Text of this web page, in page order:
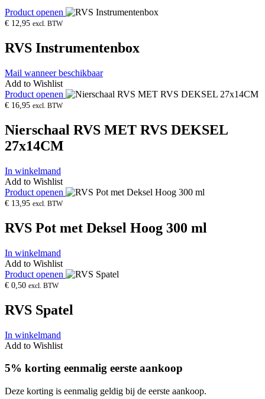
Product openen
€ 12,95 excl. BTW
RVS Instrumentenbox
Mail wanneer beschikbaar
Add to Wishlist
Product openen
€ 16,95 excl. BTW
Nierschaal RVS MET RVS DEKSEL
27x14CM
In winkelmand
Add to Wishlist
Product openen
€ 13,95 excl. BTW
RVS Pot met Deksel Hoog 300 ml
In winkelmand
Add to Wishlist
Product openen
€ 0,50 excl. BTW
RVS Spatel
In winkelmand
Add to Wishlist
5% korting eenmalig eerste aankoop
Deze korting is eenmalig geldig bij de eerste aankoop.